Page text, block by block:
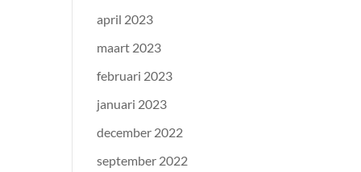
april 2023
maart 2023
februari 2023
januari 2023
december 2022
september 2022